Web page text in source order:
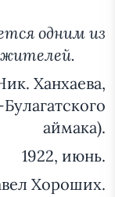
одним из
Ханхаева,
аймака).
1922, июнь.
Хороших.